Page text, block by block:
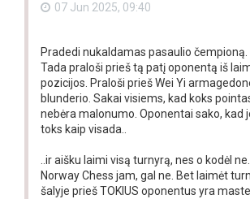
07 Jun 2025, 09:40
Pradedi nukaldamas pasaulio čempioną.
Tada praloši prieš tą patį oponentą iš
pozicijos. Praloši prieš Wei Yi
blunderio. Sakai visiems, kad koks
nebėra malonumo. Oponentai sako, kad
toks kaip visada..
..ir aišku laimi visą turnyrą, nes o kodėl
Norway Chess jam, gal ne. Bet laimėt
šalyje prieš TOKIUS oponentus yra